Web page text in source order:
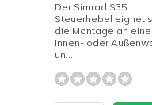
Der Simrad S35
Steuerhebel eignet
die Montage an
Innen- oder
un...